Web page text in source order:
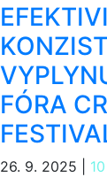
FÓRA
26. 9. 2025